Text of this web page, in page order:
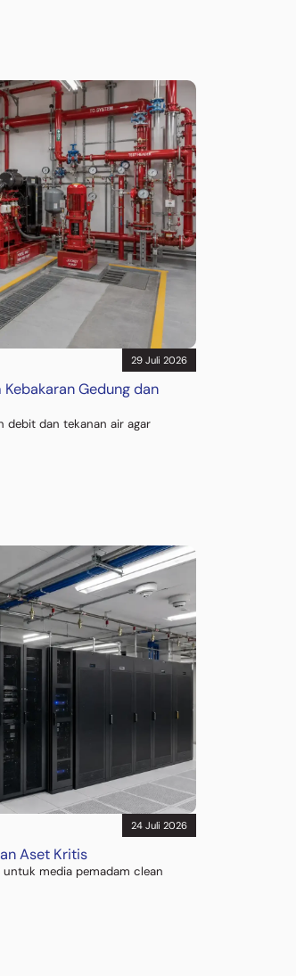
29 Juli 2026
Gedung dan
debit dan tekanan air agar
24 Juli 2026
Aset Kritis
media pemadam clean